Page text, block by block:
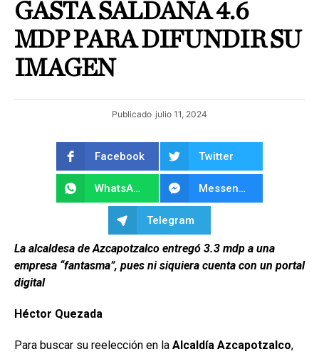
GASTA SALDAÑA 4.6
MDP PARA DIFUNDIR SU
IMAGEN
Publicado julio 11, 2024
Facebook Twitter
WhatsApp Messenger
Telegram
La alcaldesa de Azcapotzalco entregó 3.3 mdp a una
empresa “fantasma”, pues ni siquiera cuenta con un portal
digital
Héctor Quezada
Para buscar su reelección en la Alcaldía Azcapotzalco,